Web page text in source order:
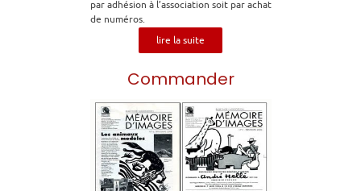
par adhésion à l’association soit par achat
de numéros.
lire la suite
Commander